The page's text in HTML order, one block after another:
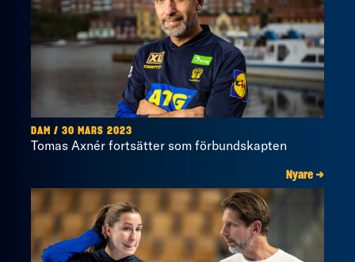
DAM / 30 MARS 2023
Tomas Axnér fortsätter som förbundskapten
Nyare →